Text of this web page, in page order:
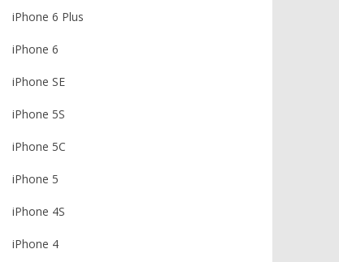
iPhone 6 Plus
iPhone 6
iPhone SE
iPhone 5S
iPhone 5C
iPhone 5
iPhone 4S
iPhone 4